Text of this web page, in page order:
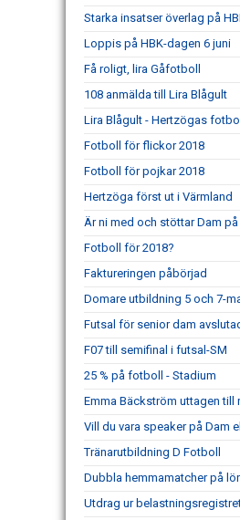
Starka insatser överlag på
Loppis på HBK-dagen 6 juni
Få roligt, lira Gåfotboll
108 anmälda till Lira Blågult
Lira Blågult - Hertzögas
Fotboll för flickor 2018
Fotboll för pojkar 2018
Hertzöga först ut i Värmland
Är ni med och stöttar Dam
Fotboll för 2018?
Faktureringen påbörjad
Domare utbildning 5 och 7-
Futsal för senior dam
F07 till semifinal i futsal-SM
25 % på fotboll - Stadium
Emma Bäckström uttagen till
Vill du vara speaker på Dam
Tränarutbildning D Fotboll
Dubbla hemmamatcher på
Utdrag ur